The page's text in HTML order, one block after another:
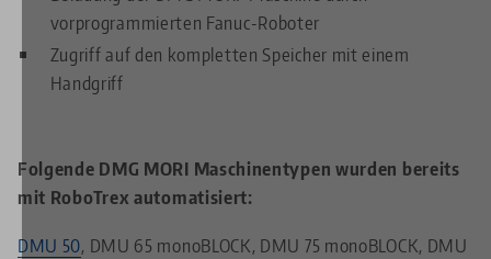
vorprogrammierten Fanuc-Roboter
Zugriff auf den kompletten Speicher mit einem
Handgriff
Folgende DMG MORI Maschinentypen wurden bereits
mit RoboTrex automatisiert:
DMU 50, DMU 65 monoBLOCK, DMU 75 monoBLOCK, DMU